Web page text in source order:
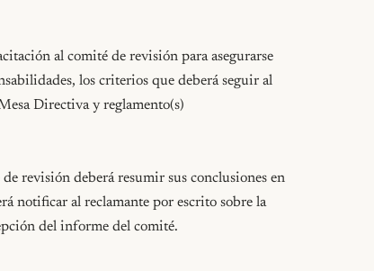
al comité de revisión para asegurarse
los criterios que deberá seguir al
Directiva y reglamento(s)
revisión deberá resumir sus conclusiones en
notificar al reclamante por escrito sobre la
del informe del comité.